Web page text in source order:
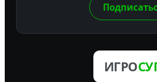
ИГРО